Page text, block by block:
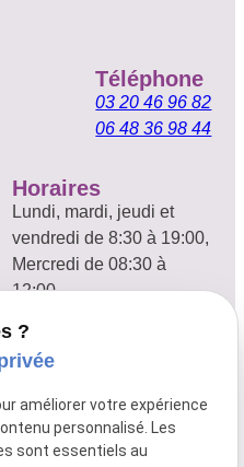
Téléphone
03 20 46 96 82
06 48 36 98 44
Horaires
Lundi, mardi, jeudi et
vendredi de 8:30 à 19:00,
Mercredi de 08:30 à
12:00
?
améliorer votre expérience
personnalisé. Les
sont essentiels au